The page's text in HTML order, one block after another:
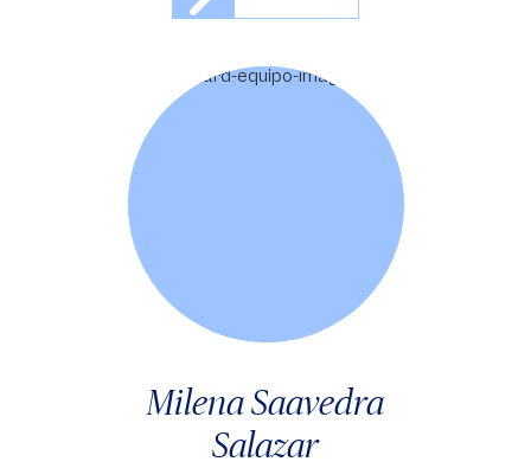
Milena Saavedra
Salazar